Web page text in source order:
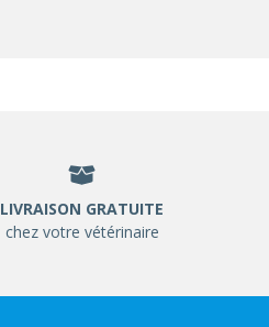
LIVRAISON GRATUITE
chez votre vétérinaire